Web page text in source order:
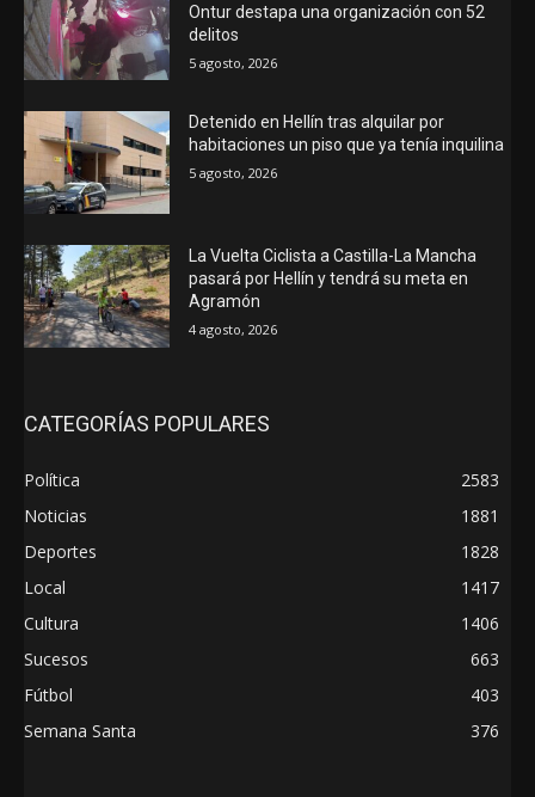
Ontur destapa una organización con 52
delitos
5 agosto, 2026
Detenido en Hellín tras alquilar por
habitaciones un piso que ya tenía inquilina
5 agosto, 2026
La Vuelta Ciclista a Castilla-La Mancha
pasará por Hellín y tendrá su meta en
Agramón
4 agosto, 2026
CATEGORÍAS POPULARES
Política
2583
Noticias
1881
Deportes
1828
Local
1417
Cultura
1406
Sucesos
663
Fútbol
403
Semana Santa
376